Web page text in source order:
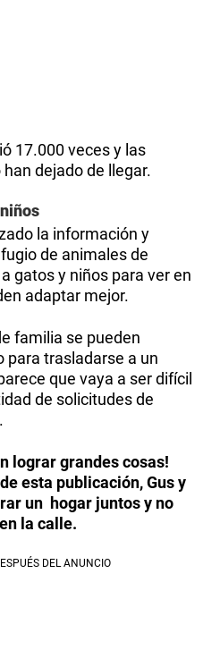
17.000 veces y las
dejado de llegar.
la información y
de animales de
gatos y niños para ver en
adaptar mejor.
familia se pueden
para trasladarse a un
que vaya a ser difícil
de solicitudes de
lograr grandes cosas!
esta publicación, Gus y
un hogar juntos y no
la calle.